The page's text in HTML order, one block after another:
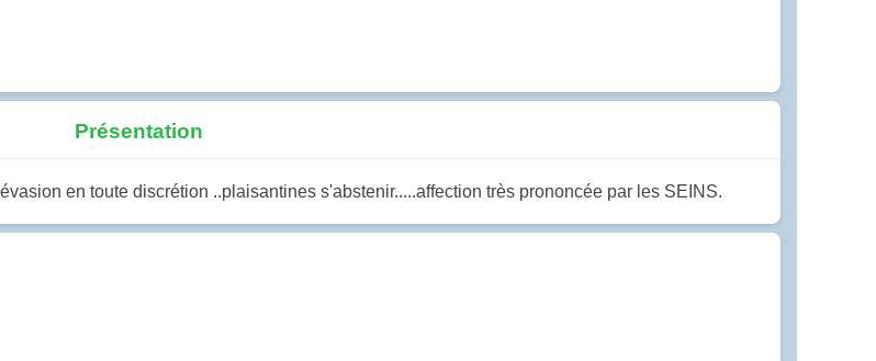
Présentation
en toute discrétion ..plaisantines s'abstenir.....affection très prononcée par les SEINS.